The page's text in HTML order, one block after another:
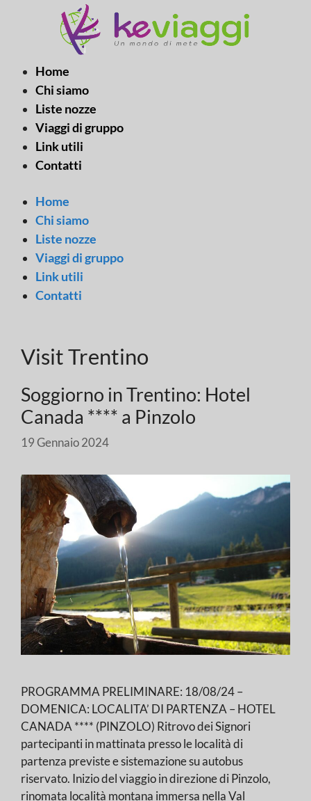
Home
Chi siamo
Liste nozze
Viaggi di gruppo
Link utili
Contatti
Home
Chi siamo
Liste nozze
Viaggi di gruppo
Link utili
Contatti
Visit Trentino
Soggiorno in Trentino: Hotel
Canada **** a Pinzolo
19 Gennaio 2024
PROGRAMMA PRELIMINARE: 18/08/24 –
DOMENICA: LOCALITA’ DI PARTENZA – HOTEL
CANADA **** (PINZOLO) Ritrovo dei Signori
partecipanti in mattinata presso le località di
partenza previste e sistemazione su autobus
riservato. Inizio del viaggio in direzione di Pinzolo,
rinomata località montana immersa nella Val